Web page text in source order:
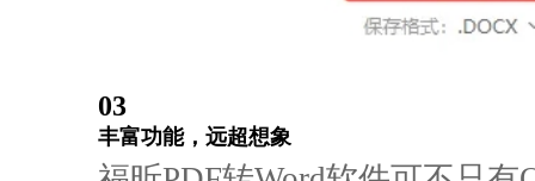
03
丰富功能，远超想象